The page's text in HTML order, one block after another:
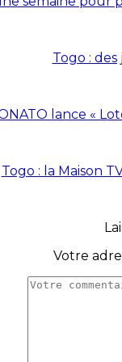
Togo :
lance «
Togo : la Maison
Votre